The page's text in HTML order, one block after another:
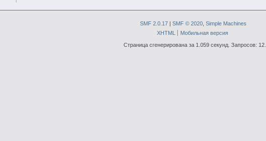
SMF 2.0.17| SMF © 2020, Simple Machines
XHTML
Мобильная версия
Страница сгенерирована за 1.059 секунд. Запросов: 12.